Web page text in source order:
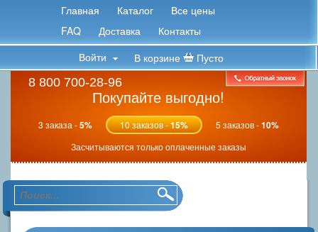
Главная Каталог
Все цены
FAQ
Доставка
Контакты
В корзине
Пусто
Войти
Покупайте выгодно!
3 заказа -5% 10 заказов -15% 5 заказов -10%
Засчитываются только оплаченные заказы
8 800 700-28-96